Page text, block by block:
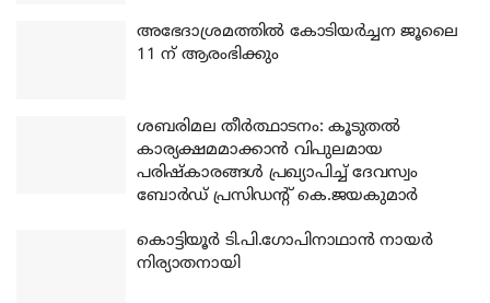
അഭേദാശ്രമത്തില്‍ കോടിയര്‍ച്ചന ജൂലൈ
11 ന് ആരംഭിക്കും
ശബരിമല തീര്‍ത്ഥാടനം: കൂടുതല്‍
കാര്യക്ഷമമാക്കാന്‍ വിപുലമായ
പരിഷ്‌കാരങ്ങള്‍ പ്രഖ്യാപിച്ച് ദേവസ്വം
ബോര്‍ഡ് പ്രസിഡന്റ് കെ.ജയകുമാര്‍
കൊട്ടിയൂര്‍ ടി.പി.ഗോപിനാഥാന്‍ നായര്‍
നിര്യാതനായി